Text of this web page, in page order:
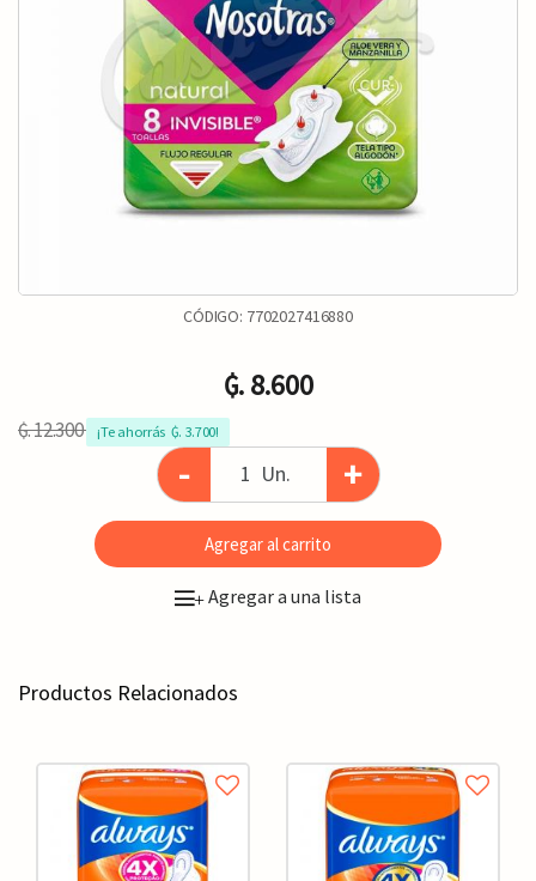
CÓDIGO: 7702027416880
₲. 8.600
₲. 12.300 ¡Te ahorrás  ₲. 3.700!
- Un. +
Agregar al carrito
+Agregar a una lista
Productos Relacionados